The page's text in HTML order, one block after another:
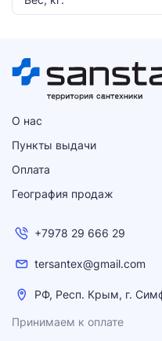
О нас
Пункты выдачи
Оплата
География продаж
+7978 29 666 29
tersantex@gmail.com
РФ, Респ. Крым, г.
Принимаем к оплате